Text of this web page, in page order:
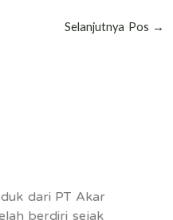
Selanjutnya Pos →
dari PT Akar
berdiri sejak